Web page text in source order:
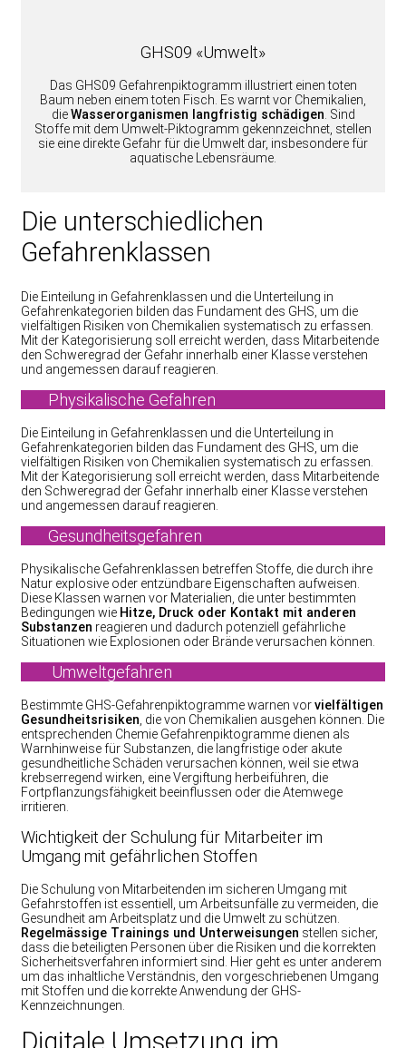
GHS09 «Umwelt»
Das GHS09 Gefahrenpiktogramm illustriert einen toten
Baum neben einem toten Fisch. Es warnt vor Chemikalien,
dieWasserorganismen langfristig schädigen. Sind
Stoffe mit dem Umwelt-Piktogramm gekennzeichnet, stellen
sie eine direkte Gefahr für die Umwelt dar, insbesondere für
aquatische Lebensräume.
Die unterschiedlichen
Gefahrenklassen
Die Einteilung in Gefahrenklassen und die Unterteilung in
Gefahrenkategorien bilden das Fundament des GHS, um die
vielfältigen Risiken von Chemikalien systematisch zu erfassen.
Mit der Kategorisierung soll erreicht werden, dass Mitarbeitende
den Schweregrad der Gefahr innerhalb einer Klasse verstehen
und angemessen darauf reagieren.
Physikalische Gefahren
Die Einteilung in Gefahrenklassen und die Unterteilung in
Gefahrenkategorien bilden das Fundament des GHS, um die
vielfältigen Risiken von Chemikalien systematisch zu erfassen.
Mit der Kategorisierung soll erreicht werden, dass Mitarbeitende
den Schweregrad der Gefahr innerhalb einer Klasse verstehen
und angemessen darauf reagieren.
Gesundheitsgefahren
Physikalische Gefahrenklassen betreffen Stoffe, die durch ihre
Natur explosive oder entzündbare Eigenschaften aufweisen.
Diese Klassen warnen vor Materialien, die unter bestimmten
Bedingungen wie Hitze, Druck oder Kontakt mit anderen
Substanzen reagieren und dadurch potenziell gefährliche
Situationen wie Explosionen oder Brände verursachen können.
Umweltgefahren
Bestimmte GHS-Gefahrenpiktogramme warnen vorvielfältigen
Gesundheitsrisiken, die von Chemikalien ausgehen können. Die
entsprechenden Chemie Gefahrenpiktogramme dienen als
Warnhinweise für Substanzen, die langfristige oder akute
gesundheitliche Schäden verursachen können, weil sie etwa
krebserregend wirken, eine Vergiftung herbeiführen, die
Fortpflanzungsfähigkeit beeinflussen oder die Atemwege
irritieren.
Wichtigkeit der Schulung für Mitarbeiter im
Umgang mit gefährlichen Stoffen
Die Schulung von Mitarbeitenden im sicheren Umgang mit
Gefahrstoffen ist essentiell, um Arbeitsunfälle zu vermeiden, die
Gesundheit am Arbeitsplatz und die Umwelt zu schützen.
Regelmässige Trainings und Unterweisungen stellen sicher,
dass die beteiligten Personen über die Risiken und die korrekten
Sicherheitsverfahren informiert sind. Hier geht es unter anderem
um das inhaltliche Verständnis, den vorgeschriebenen Umgang
mit Stoffen und die korrekte Anwendung der GHS-
Kennzeichnungen.